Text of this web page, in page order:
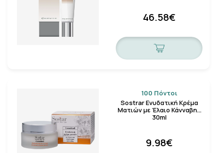
46.58€
100 Πόντοι
Sostrar Ενυδατική Κρέμα
Ματιών με Έλαιο Κάνναβης
30ml
9.98€